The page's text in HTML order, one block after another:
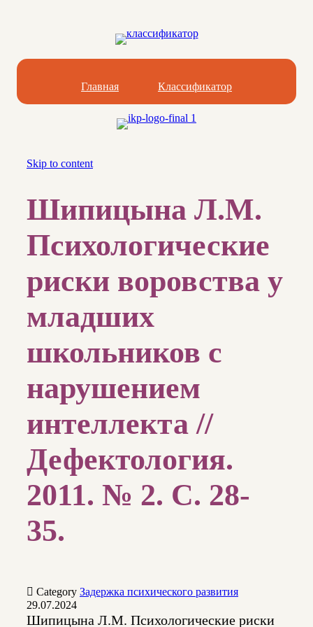
Главная Классификатор
Skip to content
Шипицына Л.М.
Психологические
риски воровства у
младших
школьников с
нарушением
интеллекта //
Дефектология.
2011. № 2. С. 28-
35.
 Category Задержка психического развития
29.07.2024
Шипицына Л.М. Психологические риски